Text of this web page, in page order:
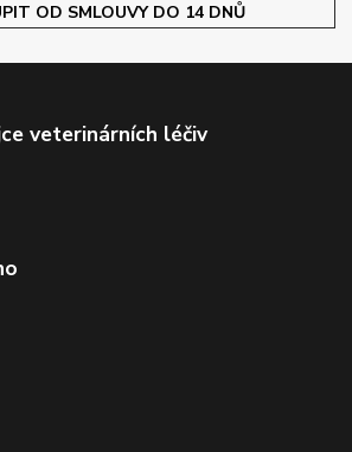
OD SMLOUVY DO 14 DNŮ
veterinárních léčiv